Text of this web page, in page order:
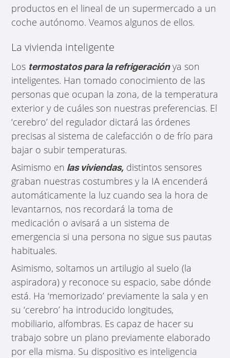
productos en el lineal de un supermercado a un
coche autónomo. Veamos algunos de ellos.
La vivienda inteligente
Los termostatos para la refrigeraciónya son
inteligentes. Han tomado conocimiento de las
personas que ocupan la zona, de la temperatura
exterior y de cuáles son nuestras preferencias. El
‘cerebro’ del regulador dictará las órdenes
precisas al sistema de calefacción o de frío para
bajar o subir temperaturas.
Asimismo en las viviendas, distintos sensores
graban nuestras costumbres y la IA encenderá
automáticamente la luz cuando sea la hora de
levantarnos, nos recordará la toma de
medicación o avisará a un sistema de
emergencia si una persona no sigue sus pautas
habituales.
Asimismo, soltamos un artilugio al suelo (la
aspiradora) y reconoce su espacio, sabe dónde
está. Ha ‘memorizado’ previamente la sala y en
su ‘cerebro’ ha introducido longitudes,
mobiliario, alfombras. Es capaz de hacer su
trabajo sobre un plano previamente elaborado
por ella misma. Su dispositivo es inteligencia